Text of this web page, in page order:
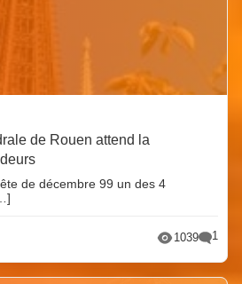
de Rouen attend la
de décembre 99 un des 4
1039 1